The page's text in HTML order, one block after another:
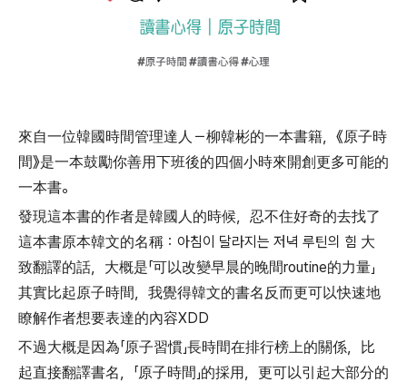
來自一位韓國時間管理達人－柳韓彬的一本書籍，《原子時
間》是一本鼓勵你善用下班後的四個小時來開創更多可能的
一本書。
發現這本書的作者是韓國人的時候，忍不住好奇的去找了
這本書原本韓文的名稱：아침이 달라지는 저녁 루틴의 힘 大
致翻譯的話，大概是「可以改變早晨的晚間routine的力量」
其實比起原子時間，我覺得韓文的書名反而更可以快速地
瞭解作者想要表達的內容XDD
不過大概是因為「原子習慣」長時間在排行榜上的關係，比
起直接翻譯書名，「原子時間」的採用，更可以引起大部分的